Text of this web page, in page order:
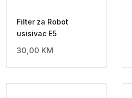
Filter za Robot
usisivac E5
30,00 KM